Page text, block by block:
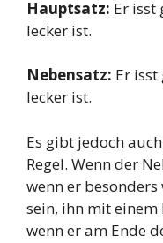
Hauptsatz: Er isst
lecker ist.
Nebensatz: Er isst
lecker ist.
Es gibt jedoch
Regel. Wenn der
wenn er
sein, ihn mit
wenn er am Ende